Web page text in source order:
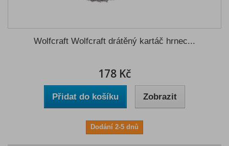
Wolfcraft Wolfcraft drátěný kartáč hrnec...
178 Kč
Přidat do košíku Zobrazit
Dodání 2-5 dnů